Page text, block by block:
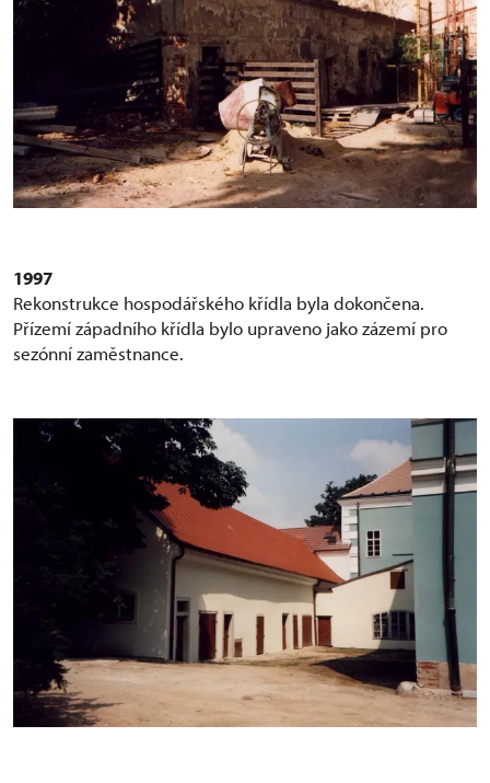
1997
Rekonstrukce hospodářského křídla byla dokončena.
Přízemí západního křídla bylo upraveno jako zázemí pro
sezónní zaměstnance.